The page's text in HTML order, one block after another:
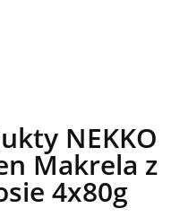
NEKKO
Makrela z
4x80g